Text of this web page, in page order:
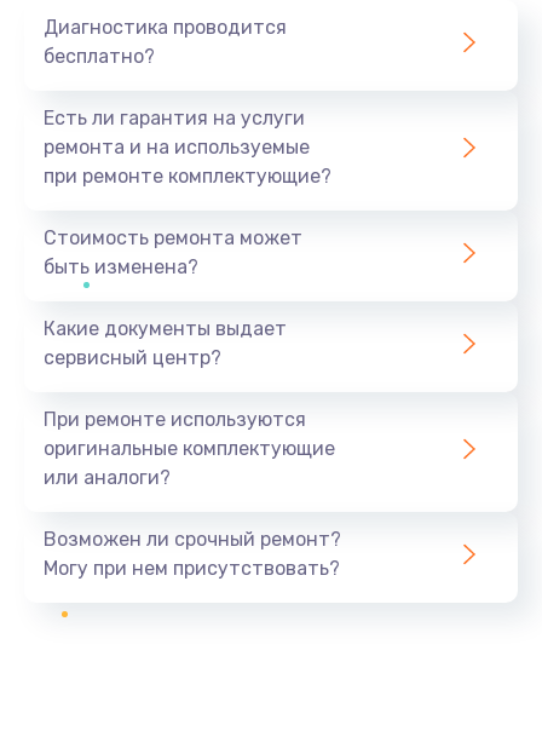
Диагностика проводится
бесплатно?
Есть ли гарантия на услуги
ремонта и на используемые
при ремонте комплектующие?
Стоимость ремонта может
быть изменена?
Какие документы выдает
сервисный центр?
При ремонте используются
оригинальные комплектующие
или аналоги?
Возможен ли срочный ремонт?
Могу при нем присутствовать?